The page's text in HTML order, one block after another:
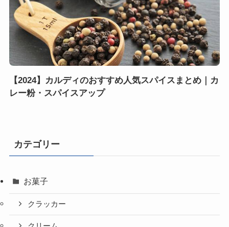
【2024】カルディのおすすめ人気スパイスまとめ｜カ
レー粉・スパイスアップ
カテゴリー
お菓子
クラッカー